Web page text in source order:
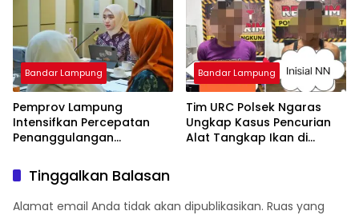
Muda
Bandar Lampung
Pemprov Lampung
Intensifkan Percepatan
Penanggulangan
Tanggamus
Bandar Lampung
Tim URC Polsek Ngaras
Ungkap Kasus Pencurian
Alat Tangkap Ikan di
Tinggalkan Balasan
Alamat email Anda tidak akan dipublikasikan. Ruas yang